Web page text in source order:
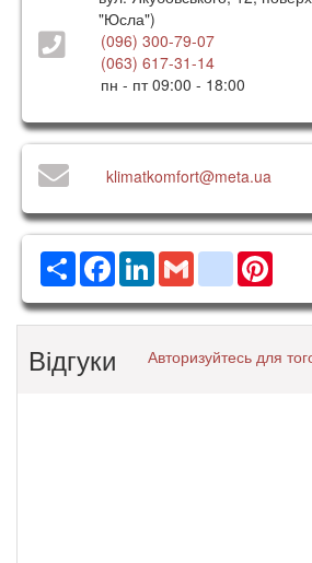
"Юсла")
(096) 300-79-07
(063) 617-31-14
пн - пт 09:00 - 18:00
klimatkomfort@meta.ua
РесурсFacebook
LinkedInGmail
Відгуки Авторизуйтесь для